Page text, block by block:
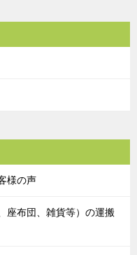
様の声
座布団、雑貨等）の運搬